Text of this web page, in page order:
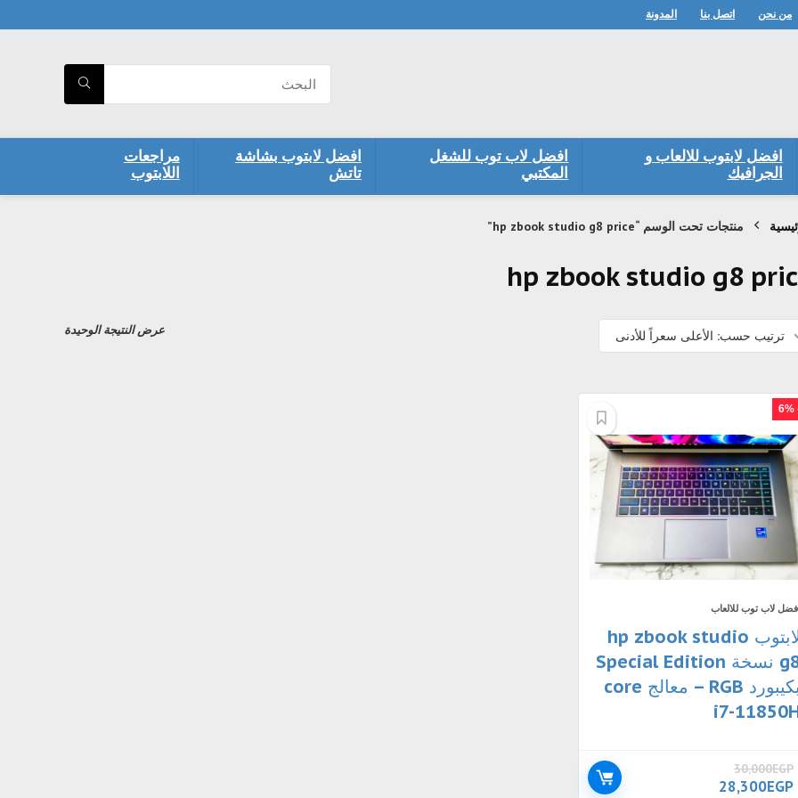
من نحن اتصل بنا المدونة
افضل لابتوب للالعاب و
الجرافيك
افضل لاب توب للشغل
المكتبي
افضل لابتوب بشاشة
تاتش
مراجعات
اللابتوب
منتجات تحت الوسم “hp zbook studio g8 price”
hp zbook studio g8
عرض النتيجة الوحيدة ترتيب حسب: الأعلى سعراً للأدنى
-
لاب توب للالعاب
لابتوب hp zbook studio
g8 نسخة Special Edition
بكيبورد RGB – معالج core
i7-
30,000EGP
السعر28,300EGP